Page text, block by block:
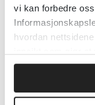
vi kan forbedre
hvordan
med.
I
klar